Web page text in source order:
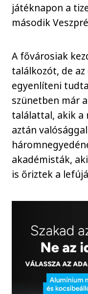
játéknapon a
második
A fővárosiak
találkozót, de
egyenlíteni
szünetben már
találattal, akik a
aztán
akadémisták,
is őriztek a